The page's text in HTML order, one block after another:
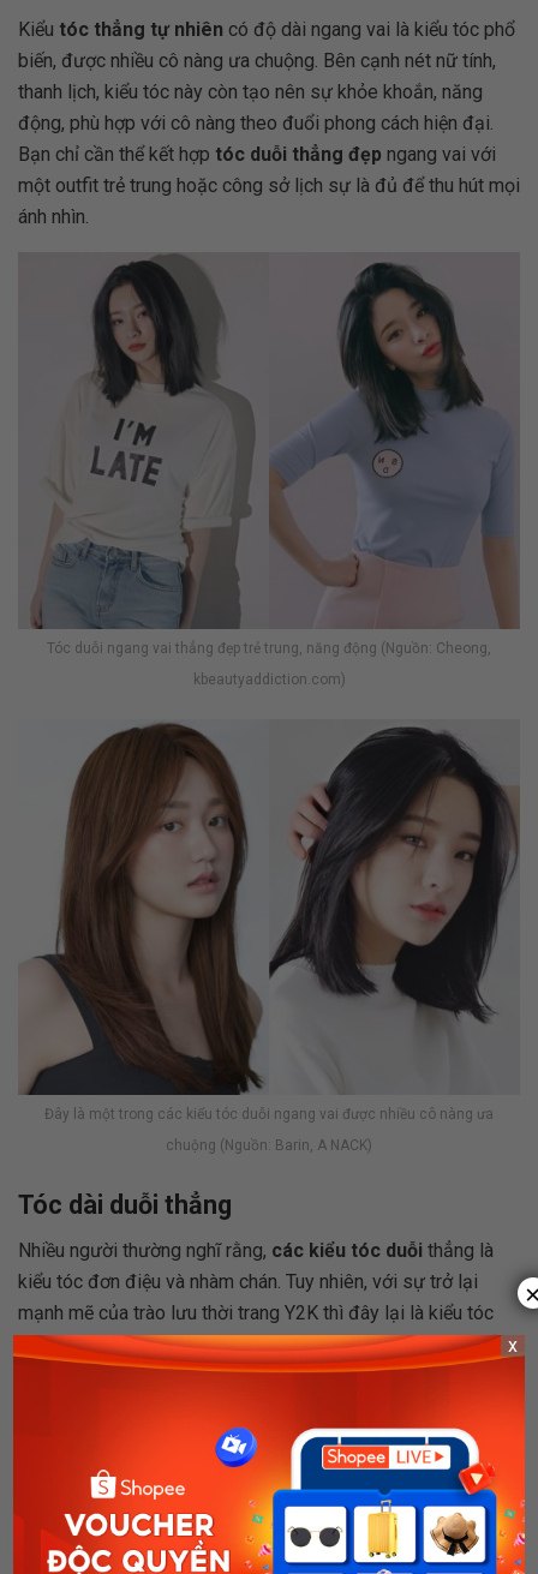
Kiểu tóc thẳng tự nhiên có độ dài ngang vai là kiểu tóc phổ
biến, được nhiều cô nàng ưa chuộng. Bên cạnh nét nữ tính,
thanh lịch, kiểu tóc này còn tạo nên sự khỏe khoắn, năng
động, phù hợp với cô nàng theo đuổi phong cách hiện đại.
Bạn chỉ cần thể kết hợp tóc duỗi thẳng đẹp ngang vai với
một outfit trẻ trung hoặc công sở lịch sự là đủ để thu hút mọi
ánh nhìn.
Tóc duỗi ngang vai thẳng đẹp trẻ trung, năng động (Nguồn: Cheong,
kbeautyaddiction.com)
Đây là một trong các kiểu tóc duỗi ngang vai được nhiều cô nàng ưa
chuộng (Nguồn: Barin, A NACK)
Tóc dài duỗi thẳng
Nhiều người thường nghĩ rằng, các kiểu tóc duỗi thẳng là
kiểu tóc đơn điệu và nhàm chán. Tuy nhiên, với sự trở lại
mạnh mẽ của trào lưu thời trang Y2K thì đây lại là kiểu tóc
đang “làm mưa làm gió” trong giới trẻ hiện nay. Tóc dài duỗi
thẳng được cắt layer cho độ mỏng dần về phía đuôi giúp
x